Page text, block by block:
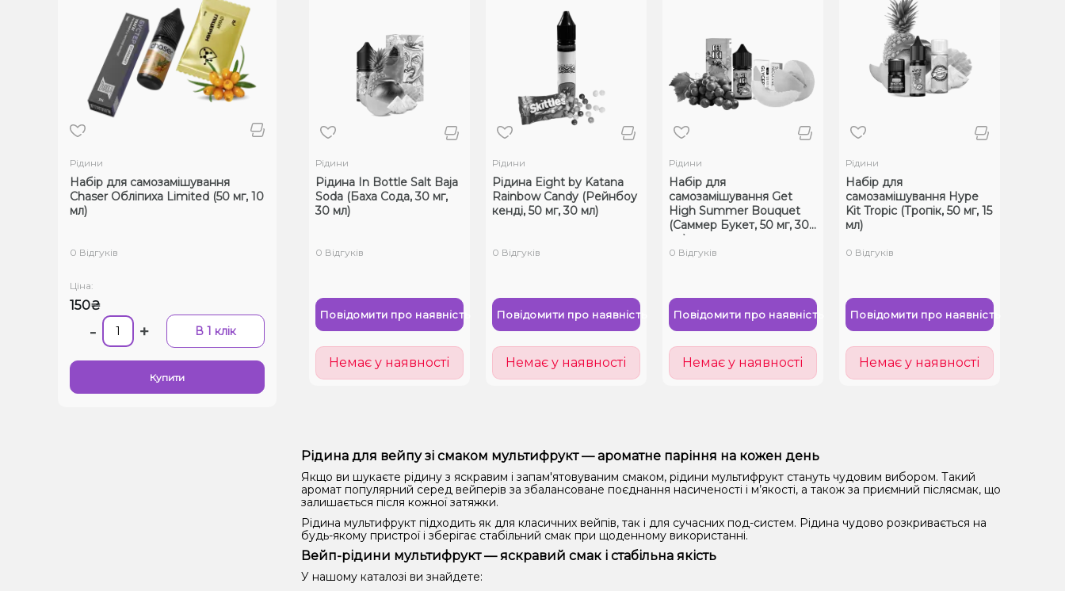
Рідини
Набір для самозамішування
Chaser Обліпиха Limited (50 мг, 10
мл)
0 Відгуків
Ціна:
150₴
- + В 1 клік
Купити
Рідини
Рідина In Bottle Salt Baja
Soda (Баха Сода, 30 мг,
30 мл)
0 Відгуків
Повідомити про наявність
Немає у наявності
Рідини
Рідина Eight by Katana
Rainbow Candy (Рейнбоу
кенді, 50 мг, 30 мл)
0 Відгуків
Повідомити про наявність
Немає у наявності
Рідини
Набір для
самозамішування Get
High Summer Bouquet
(Саммер Букет, 50 мг, 30
мл)
0 Відгуків
Повідомити про наявність
Немає у наявності
Рідини
Набір для
самозамішування Hype
Kit Tropic (Тропік, 50 мг, 15
мл)
0 Відгуків
Повідомити про наявність
Немає у наявності
Рідина для вейпу зі смаком мультифрукт — ароматне паріння на кожен день
Якщо ви шукаєте рідину з яскравим і запам'ятовуваним смаком, рідини мультифрукт стануть чудовим вибором. Такий
аромат популярний серед вейперів за збалансоване поєднання насиченості і м’якості, а також за приємний післясмак, що
залишається після кожної затяжки.
Рідина мультифрукт підходить як для класичних вейпів, так і для сучасних под-систем. Рідина чудово розкривається на
будь-якому пристрої і зберігає стабільний смак при щоденному використанні.
Вейп-рідини мультифрукт — яскравий смак і стабільна якість
У нашому каталозі ви знайдете: